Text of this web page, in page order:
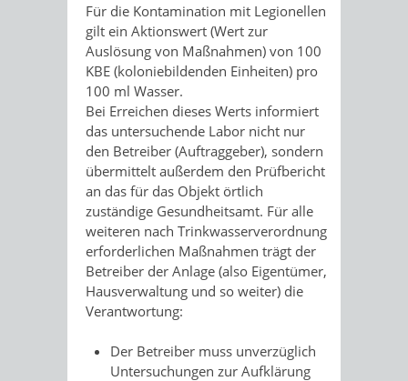
Für die Kontamination mit Legionellen
gilt ein Aktionswert (Wert zur
Auslösung von Maßnahmen) von 100
KBE (koloniebildenden Einheiten) pro
100 ml Wasser.
Bei Erreichen dieses Werts informiert
das untersuchende Labor nicht nur
den Betreiber (Auftraggeber), sondern
übermittelt außerdem den Prüfbericht
an das für das Objekt örtlich
zuständige Gesundheitsamt. Für alle
weiteren nach Trinkwasserverordnung
erforderlichen Maßnahmen trägt der
Betreiber der Anlage (also Eigentümer,
Hausverwaltung und so weiter) die
Verantwortung:
Der Betreiber muss unverzüglich
Untersuchungen zur Aufklärung